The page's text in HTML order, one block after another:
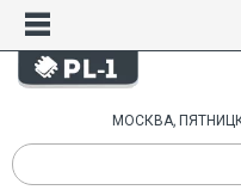
МОСКВА,